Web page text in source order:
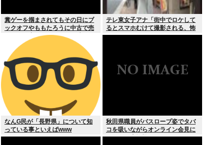
糞ゲーを掴まされてもその日にブ
ックオフやももたろうに中古で売
りつける事ができなくなる時代に
テレ東女子アナ「街中でロケして
るとスマホむけて撮影される、怖
いからやめてね」
なんG民が「長野県」について知
っている事といえばwww
秋田県職員がバスローブ姿でタバ
コを吸いながらオンライン会見に
どこのお貴族様だよw